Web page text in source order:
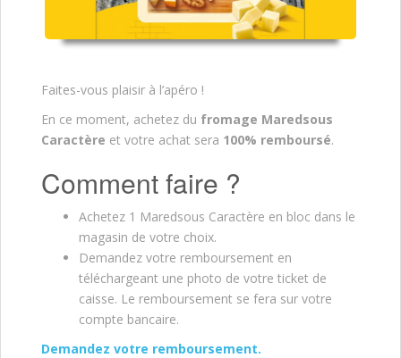
Faites-vous plaisir à l’apéro !
En ce moment, achetez du fromage Maredsous
Caractère et votre achat sera 100% remboursé.
Comment faire ?
Achetez 1 Maredsous Caractère en bloc dans le
magasin de votre choix.
Demandez votre remboursement en
téléchargeant une photo de votre ticket de
caisse. Le remboursement se fera sur votre
compte bancaire.
Demandez votre remboursement.